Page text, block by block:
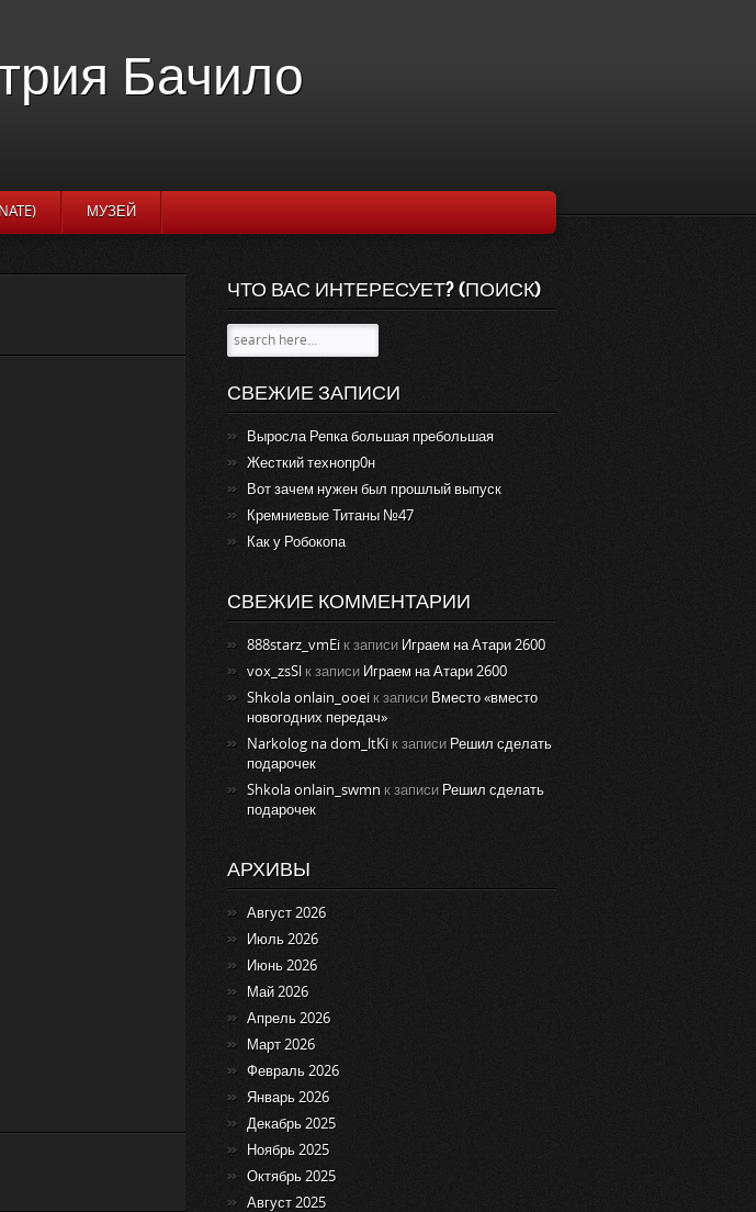
Бачило
МУЗЕЙ
ЧТО ВАС ИНТЕРЕСУЕТ? (ПОИСК)
СВЕЖИЕ ЗАПИСИ
Выросла Репка большая пребольшая
Жесткий технопр0н
Вот зачем нужен был прошлый выпуск
Кремниевые Титаны №47
Как у Робокопа
СВЕЖИЕ КОММЕНТАРИИ
888starz_vmEi к записи Играем на Атари 2600
vox_zsSl к записи Играем на Атари 2600
Shkola onlain_ooei к записи Вместо «вместо
новогодних передач»
Narkolog na dom_ltKi к записи Решил сделать
подарочек
Shkola onlain_swmn к записи Решил сделать
подарочек
АРХИВЫ
Август 2026
Июль 2026
Июнь 2026
Май 2026
Апрель 2026
Март 2026
Февраль 2026
Январь 2026
Декабрь 2025
Ноябрь 2025
Октябрь 2025
Август 2025